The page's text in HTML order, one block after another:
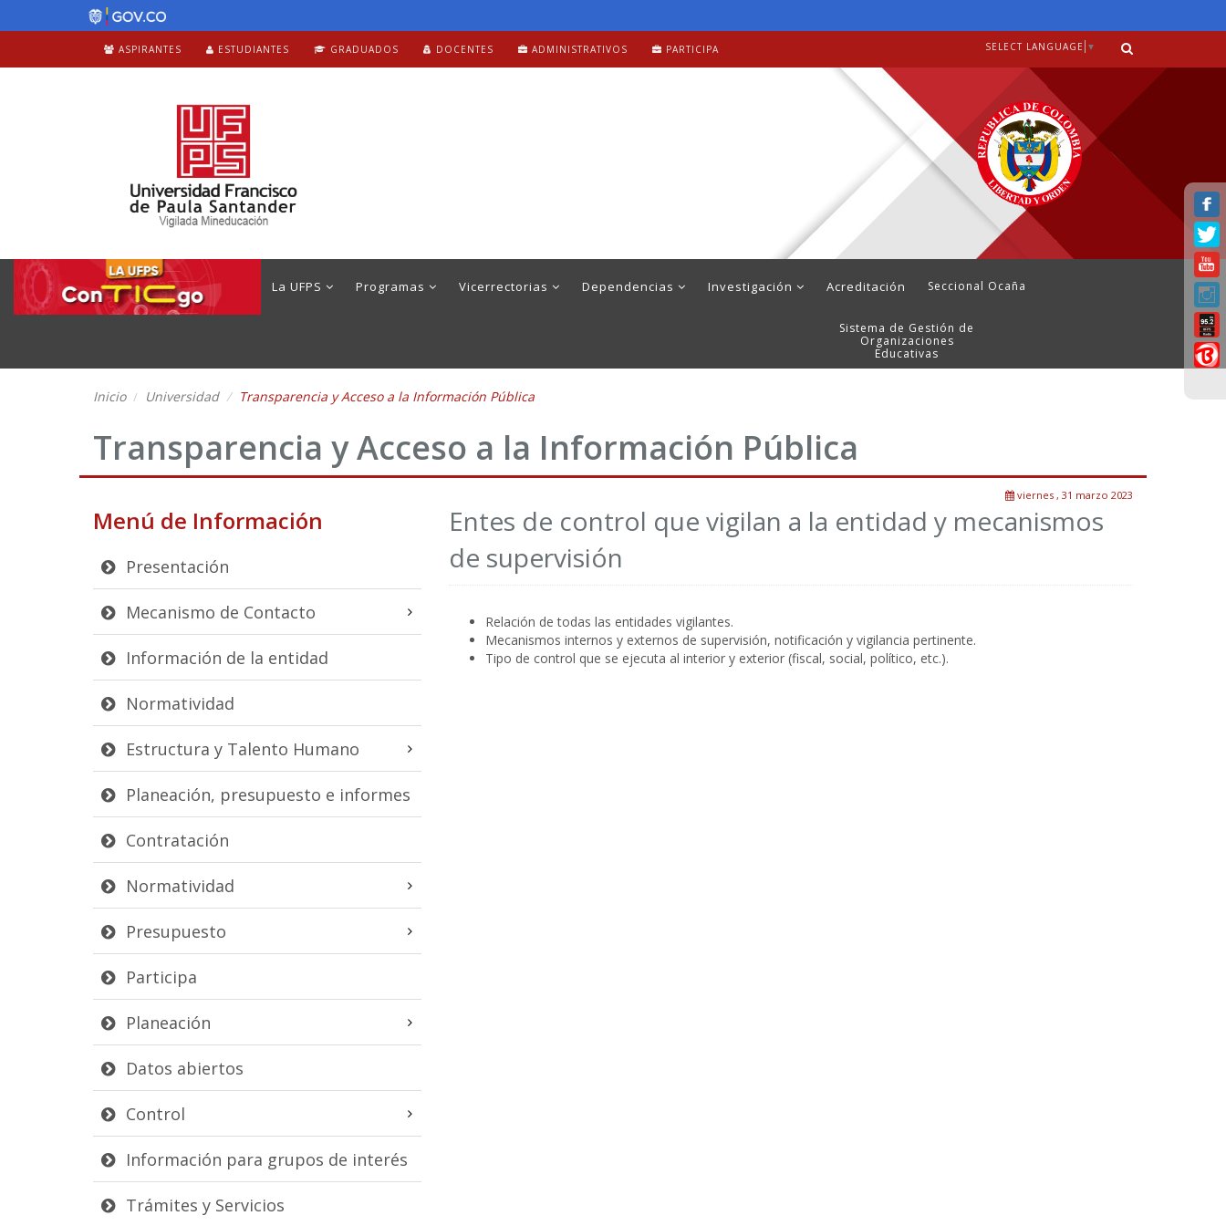
ASPIRANTES ESTUDIANTES GRADUADOS DOCENTES ADMINISTRATIVOS PARTICIPA SELECT LANGUAGE ▼
La UFPS Programas Vicerrectorias Dependencias Investigación Acreditación Seccional Ocaña
Sistema de Gestión de
Organizaciones
Educativas
Inicio Universidad Transparencia y Acceso a la Información Pública
Transparencia y Acceso a la Información Pública
Menú de Información
Presentación
Mecanismo de Contacto
Información de la entidad
Normatividad
Estructura y Talento Humano
Planeación, presupuesto e informes
Contratación
Normatividad
Presupuesto
Participa
Planeación
Datos abiertos
Control
Información para grupos de interés
Trámites y Servicios
viernes , 31 marzo 2023
Entes de control que vigilan a la entidad y mecanismos
de supervisión
Relación de todas las entidades vigilantes.
Mecanismos internos y externos de supervisión, notificación y vigilancia pertinente.
Tipo de control que se ejecuta al interior y exterior (fiscal, social, político, etc.).